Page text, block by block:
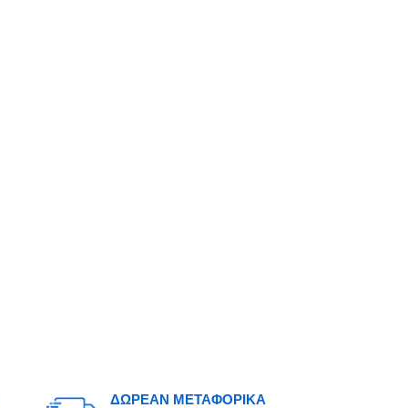
ΔΩΡΕΑΝ ΜΕΤΑΦΟΡΙΚΑ